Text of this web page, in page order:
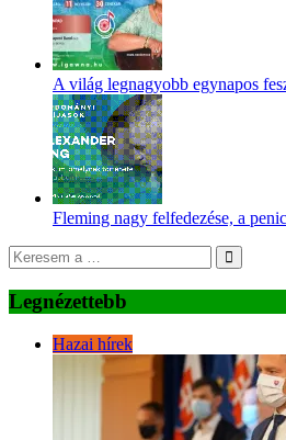
A világ legnagyobb egynapos
Fleming nagy felfedezése, a
Legnézettebb
Hazai hírek